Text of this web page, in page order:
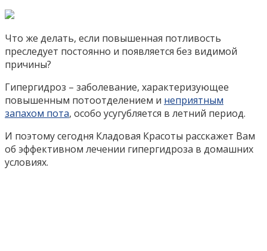
Что же делать, если повышенная потливость
преследует постоянно и появляется без видимой
причины?
Гипергидроз – заболевание, характеризующее
повышенным потоотделением и неприятным
запахом пота, особо усугубляется в летний период.
И поэтому сегодня Кладовая Красоты расскажет Вам
об эффективном лечении гипергидроза в домашних
условиях.